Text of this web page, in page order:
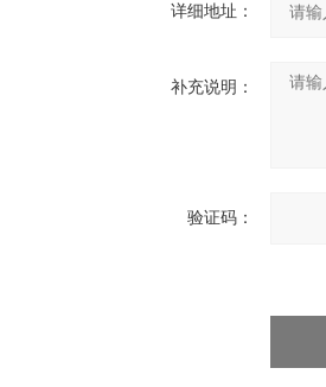
详细地址：
补充说明：
验证码：